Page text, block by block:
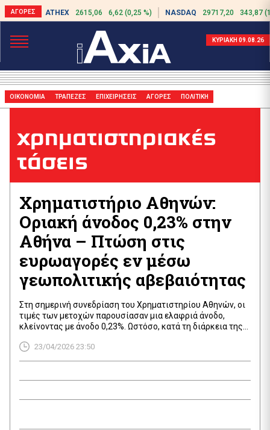
ATHEX 2615,06 6,62 (0,25 %) NASDAQ 29717,20 343,87
ΚΥΡΙΑΚΗ 09.08.26
ΟΙΚΟΝΟΜΙΑ ΤΡΑΠΕΖΕΣ ΕΠΙΧΕΙΡΗΣΕΙΣ ΑΓΟΡΕΣ ΠΟΛΙΤΙΚΗ
χρηματιστηριακές
τάσεις
Χρηματιστήριο Αθηνών:
Οριακή άνοδος 0,23% στην
Αθήνα – Πτώση στις
ευρωαγορές εν μέσω
γεωπολιτικής αβεβαιότητας
Στη σημερινή συνεδρίαση του Χρηματιστηρίου Αθηνών, οι
τιμές των μετοχών παρουσίασαν μια ελαφριά άνοδο,
κλείνοντας με άνοδο 0,23%. Ωστόσο, κατά τη διάρκεια της
να καταγράφουν απώλειες. Η συνολική αξία των
συναλλαγών στο Χρηματιστήριο Αθηνών έφτασε τα 200,18
[…]
23/04/2026 23:50